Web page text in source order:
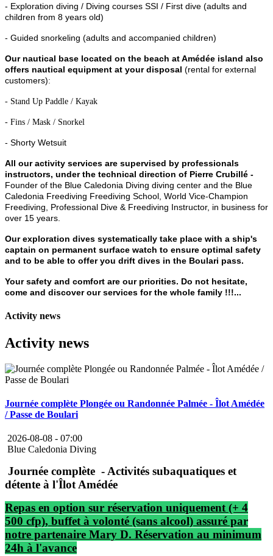
- Exploration diving / Diving courses SSI / First dive (adults and
children from 8 years old)
- Guided snorkeling (adults and accompanied children)
Our nautical base located on the beach at Amédée island also
offers nautical equipment at your disposal (rental for external
customers):
- Stand Up Paddle / Kayak
- Fins / Mask / Snorkel
- Shorty Wetsuit
All our activity services are supervised by professionals
instructors, under the technical direction of Pierre Crubillé -
Founder of the Blue Caledonia Diving diving center and the Blue
Caledonia Freediving Freediving School, World Vice-Champion
Freediving, Professional Dive & Freediving Instructor, in business for
over 15 years.
Our exploration dives systematically take place with a ship's
captain on permanent surface watch to ensure optimal safety
and to be able to offer you drift dives in the Boulari pass.
Your safety and comfort are our priorities. Do not hesitate,
come and discover our services for the whole family !!!...
Activity news
Activity news
Journée complète Plongée ou Randonnée Palmée - Îlot Amédée
/ Passe de Boulari
2026-08-08 - 07:00
Blue Caledonia Diving
Journée complète - Activités subaquatiques et
détente à l'Îlot Amédée
Repas en option sur réservation uniquement (+ 4
500 cfp), buffet à volonté (sans alcool) assuré par
notre partenaire Mary D. Réservation au minimum
24h à l'avance